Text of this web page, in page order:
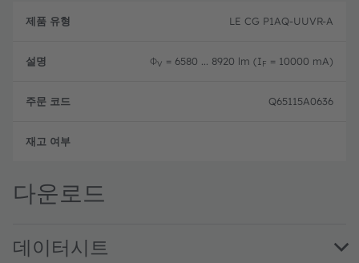
품
설
LE CG P1AQ-UUVR-A
ΦV = 6580 ... 8920 lm (IF = 10000 mA)
Q65115A0636
다운로드
데이터시트